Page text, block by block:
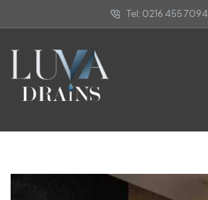
Tel: 0216 455 7094
Uygulamalarımız
ANA SAYFA / UYGULAMALARIMIZ